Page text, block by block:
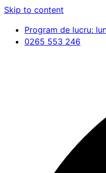
Skip to content
Program de lucru:
0265 553 246